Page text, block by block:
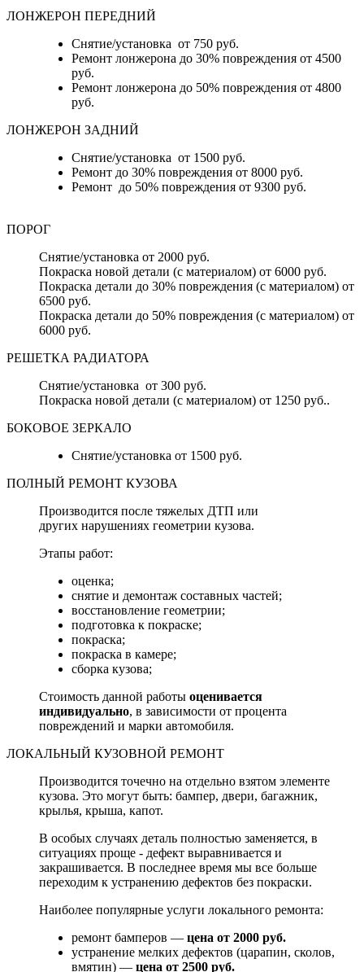
ЛОНЖЕРОН ПЕРЕДНИЙ
Снятие/установка от 750 руб.
Ремонт лонжерона до 30% повреждения от 4500
руб.
Ремонт лонжерона до 50% повреждения от 4800
руб.
ЛОНЖЕРОН ЗАДНИЙ
Снятие/установка от 1500 руб.
Ремонт до 30% повреждения от 8000 руб.
Ремонт до 50% повреждения от 9300 руб.
ПОРОГ
Снятие/установка от 2000 руб.
Покраска новой детали (с материалом) от 6000 руб.
Покраска детали до 30% повреждения (с материалом) от
6500 руб.
Покраска детали до 50% повреждения (с материалом) от
6000 руб.
РЕШЕТКА РАДИАТОРА
Снятие/установка от 300 руб.
Покраска новой детали (с материалом) от 1250 руб..
БОКОВОЕ ЗЕРКАЛО
Снятие/установка от 1500 руб.
ПОЛНЫЙ РЕМОНТ КУЗОВА
Производится после тяжелых ДТП или
других нарушениях геометрии кузова.
Этапы работ:
оценка;
снятие и демонтаж составных частей;
восстановление геометрии;
подготовка к покраске;
покраска;
покраска в камере;
сборка кузова;
Стоимость данной работы оценивается
индивидуально, в зависимости от процента
повреждений и марки автомобиля.
ЛОКАЛЬНЫЙ КУЗОВНОЙ РЕМОНТ
Производится точечно на отдельно взятом элементе
кузова. Это могут быть: бампер, двери, багажник,
крылья, крыша, капот.
В особых случаях деталь полностью заменяется, в
ситуациях проще - дефект выравнивается и
закрашивается. В последнее время мы все больше
переходим к устранению дефектов без покраски.
Наиболее популярные услуги локального ремонта:
ремонт бамперов — цена от 2000 руб.
устранение мелких дефектов (царапин, сколов,
вмятин) — цена от 2500 руб.